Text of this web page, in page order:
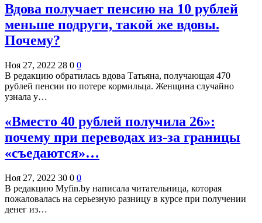
Вдова получает пенсию на 10 рублей
меньше подруги, такой же вдовы.
Почему?
Ноя 27, 2022 28 0 0
В редакцию обратилась вдова Татьяна, получающая 470
рублей пенсии по потере кормильца. Женщина случайно
узнала у…
«Вместо 40 рублей получила 26»:
почему при переводах из-за границы
«съедаются»…
Ноя 27, 2022 30 0 0
В редакцию Myfin.by написала читательница, которая
пожаловалась на серьезную разницу в курсе при получении
денег из…